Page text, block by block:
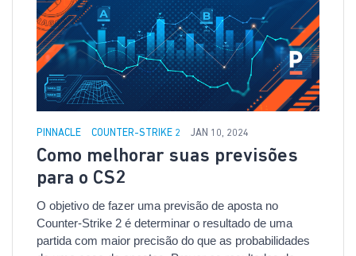
PINNACLE COUNTER-STRIKE 2 JAN 10, 2024
Como melhorar suas previsões
para o CS2
O objetivo de fazer uma previsão de aposta no
Counter-Strike 2 é determinar o resultado de uma
partida com maior precisão do que as probabilidades